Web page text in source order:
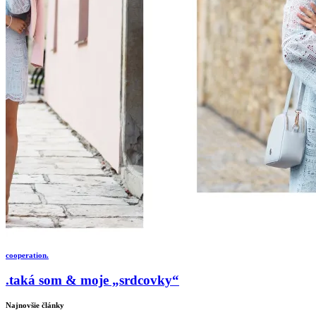
cooperation.
.taká som & moje „srdcovky“
Najnovšie články